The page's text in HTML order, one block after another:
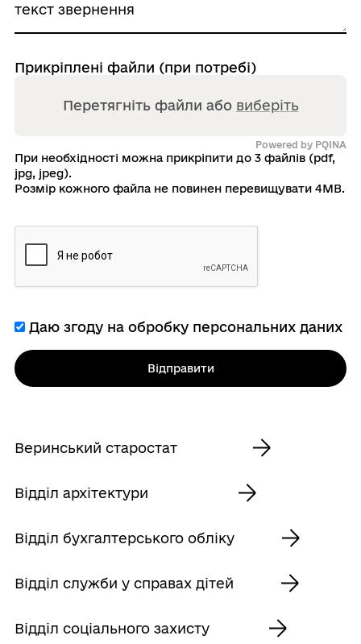
текст звернення
Прикріплені файли (при потребі)
Powered by PQINA
Перетягніть файли або виберіть
При необхідності можна прикріпити до 3 файлів (pdf,
jpg, jpeg).
Розмір кожного файла не повинен перевищувати 4MB.
Даю згоду на обробку персональних даних
Відправити
Веринський старостат
Відділ архітектури
Відділ бухгалтерського обліку
Відділ служби у справах дітей
Відділ соціального захисту